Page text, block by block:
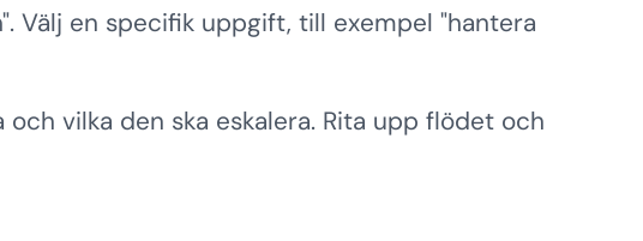
Välj en specifik uppgift, till exempel "hantera
vilka den ska eskalera. Rita upp flödet och